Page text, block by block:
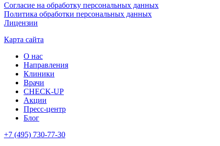
Согласие на обработку персональных данных
Политика обработки персональных данных
Лицензии
Карта сайта
О нас
Направления
Клиники
Врачи
CHECK-UP
Акции
Пресс-центр
Блог
+7 (495) 730-77-30